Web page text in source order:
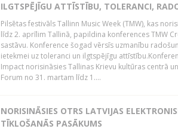
ILGTSPĒJĪGU ATTĪSTĪBU, TOLERANCI,
Pilsētas festivāls Tallinn Music Week (TMW), kas
līdz 2. aprīlim Tallinā, papildina konferences TMW
sastāvu. Konference šogad vērsīs uzmanību
ietekmei uz toleranci un ilgtspējīgu
Impact norisināsies Tallinas Krievu kultūras centrā
Forum no 31. martam līdz 1....
NORISINĀSIES OTRS LATVIJAS
TĪKLOŠANĀS PASĀKUMS